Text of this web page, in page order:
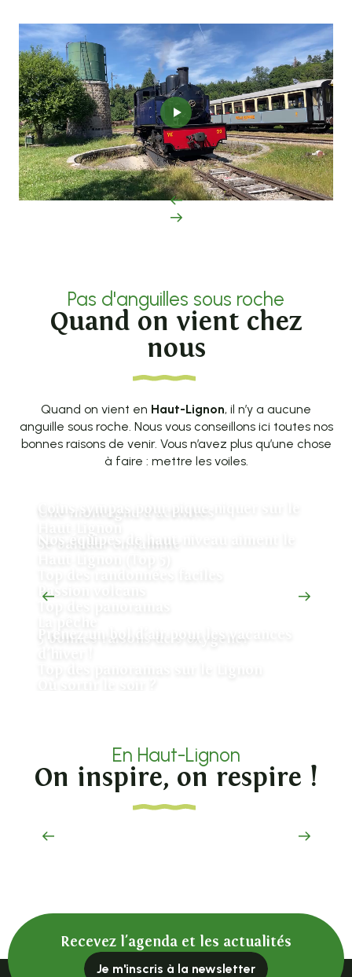
Pas d'anguilles sous roche
Quand on vient chez
nous
Quand on vient en Haut-Lignon, il n’y a aucune
anguille sous roche. Nous vous conseillons ici toutes nos
bonnes raisons de venir. Vous n’avez plus qu’une chose
à faire : mettre les voiles.
Une montagne d’activités
Coins sympas pour pique-niquer sur le
Se balader en famille
Nos équipes de haut-niveau aiment le
Passion volcans
5 bonnes raisons de s’oxygéner
Prenez un bol d’air pour les vacances
En Haut-Lignon
On inspire, on respire !
Recevez l'agenda et les actualités
Je m'inscris à la newsletter